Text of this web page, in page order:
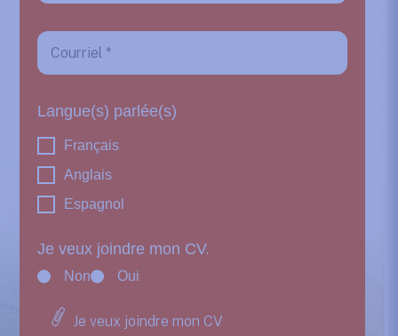
Langue(s) parlée(s)
Français
Anglais
Espagnol
Je veux joindre mon CV.
Non Oui
Je veux joindre mon CV